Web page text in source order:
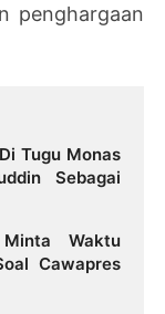
penghargaan
Tugu Monas
Sebagai
Waktu
Cawapres